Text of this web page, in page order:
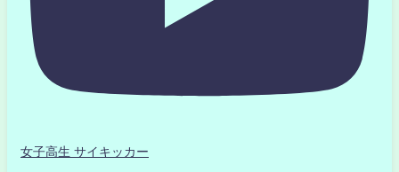
女子高生 サイキッカー